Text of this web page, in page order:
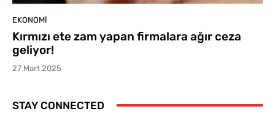
EKONOMI
Kırmızı ete zam yapan firmalara ağır ceza
geliyor!
27 Mart 2025
STAY CONNECTED